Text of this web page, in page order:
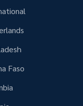
Faso